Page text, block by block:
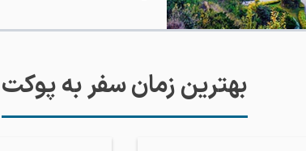
بهترین زمان سفر به پوکت